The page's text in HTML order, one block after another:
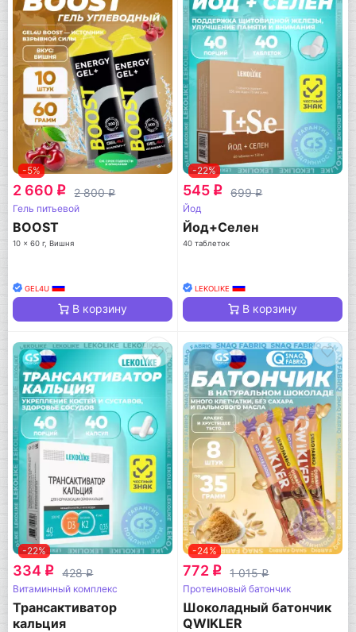
-5%
2 660 q 2 800q
Гель питьевой
BOOST
10 x 60 г, Вишня
GEL4U
В корзину
-22%
545 q 699q
Йод
Йод+Селен
40 таблеток
LEKOLIKE
В корзину
-22%
334 q 428q
Витаминный комплекс
Трансактиватор
кальция
-24%
772 q 1 015q
Протеиновый батончик
Шоколадный батончик
QWIKLER